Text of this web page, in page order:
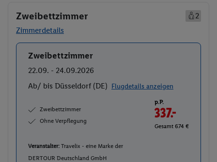
Zweibettzimmer
2
Zimmerdetails
Buchen
Zweibettzimmer
22.09. - 24.09.2026
Ab/ bis Düsseldorf (DE) Flugdetails anzeigen
Zweibettzimmer
Ohne Verpflegung
p.P.
337.-
Gesamt 674 €
Veranstalter: Travelix - eine Marke der
DERTOUR Deutschland GmbH